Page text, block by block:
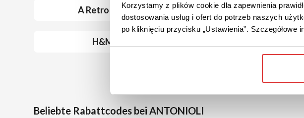
Korzystamy z plików cookie dla zapewnienia
dostosowania usług i ofert do potrzeb naszych
po kliknięciu przycisku „Ustawienia”.
A Retro Tale ARMANI
H&M
Beliebte Rabattcodes bei ANTONIOLI